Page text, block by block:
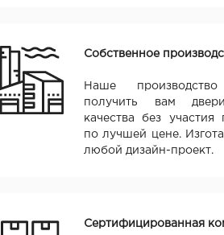
Собственное
Наше производство
получить вам
качества без участия
по лучшей цене.
любой дизайн-проект.
Сертифицированная